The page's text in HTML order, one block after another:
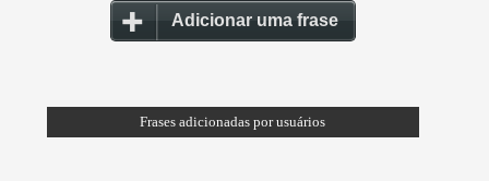
Adicionar uma frase
Frases adicionadas por usuários